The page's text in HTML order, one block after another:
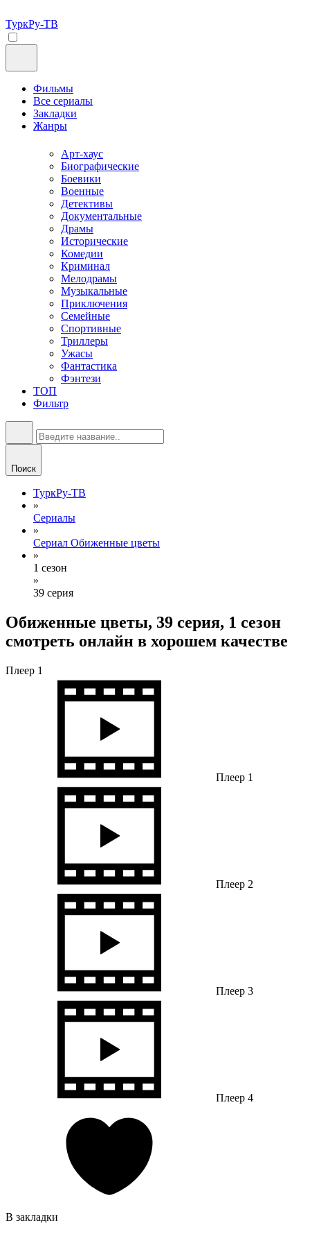
ТуркРу-ТВ
Фильмы
Все сериалы
Закладки
Жанры
Арт-хаус
Биографические
Боевики
Военные
Детективы
Документальные
Драмы
Исторические
Комедии
Криминал
Мелодрамы
Музыкальные
Приключения
Семейные
Спортивные
Триллеры
Ужасы
Фантастика
Фэнтези
ТОП
Фильтр
Поиск
ТуркРу-ТВ
»
Сериалы
»
Сериал Обиженные цветы
»
1 сезон
»
39 серия
Обиженные цветы, 39 серия, 1 сезон
смотреть онлайн в хорошем качестве
Плеер 1
Плеер 1
Плеер 2
Плеер 3
Плеер 4
В закладки